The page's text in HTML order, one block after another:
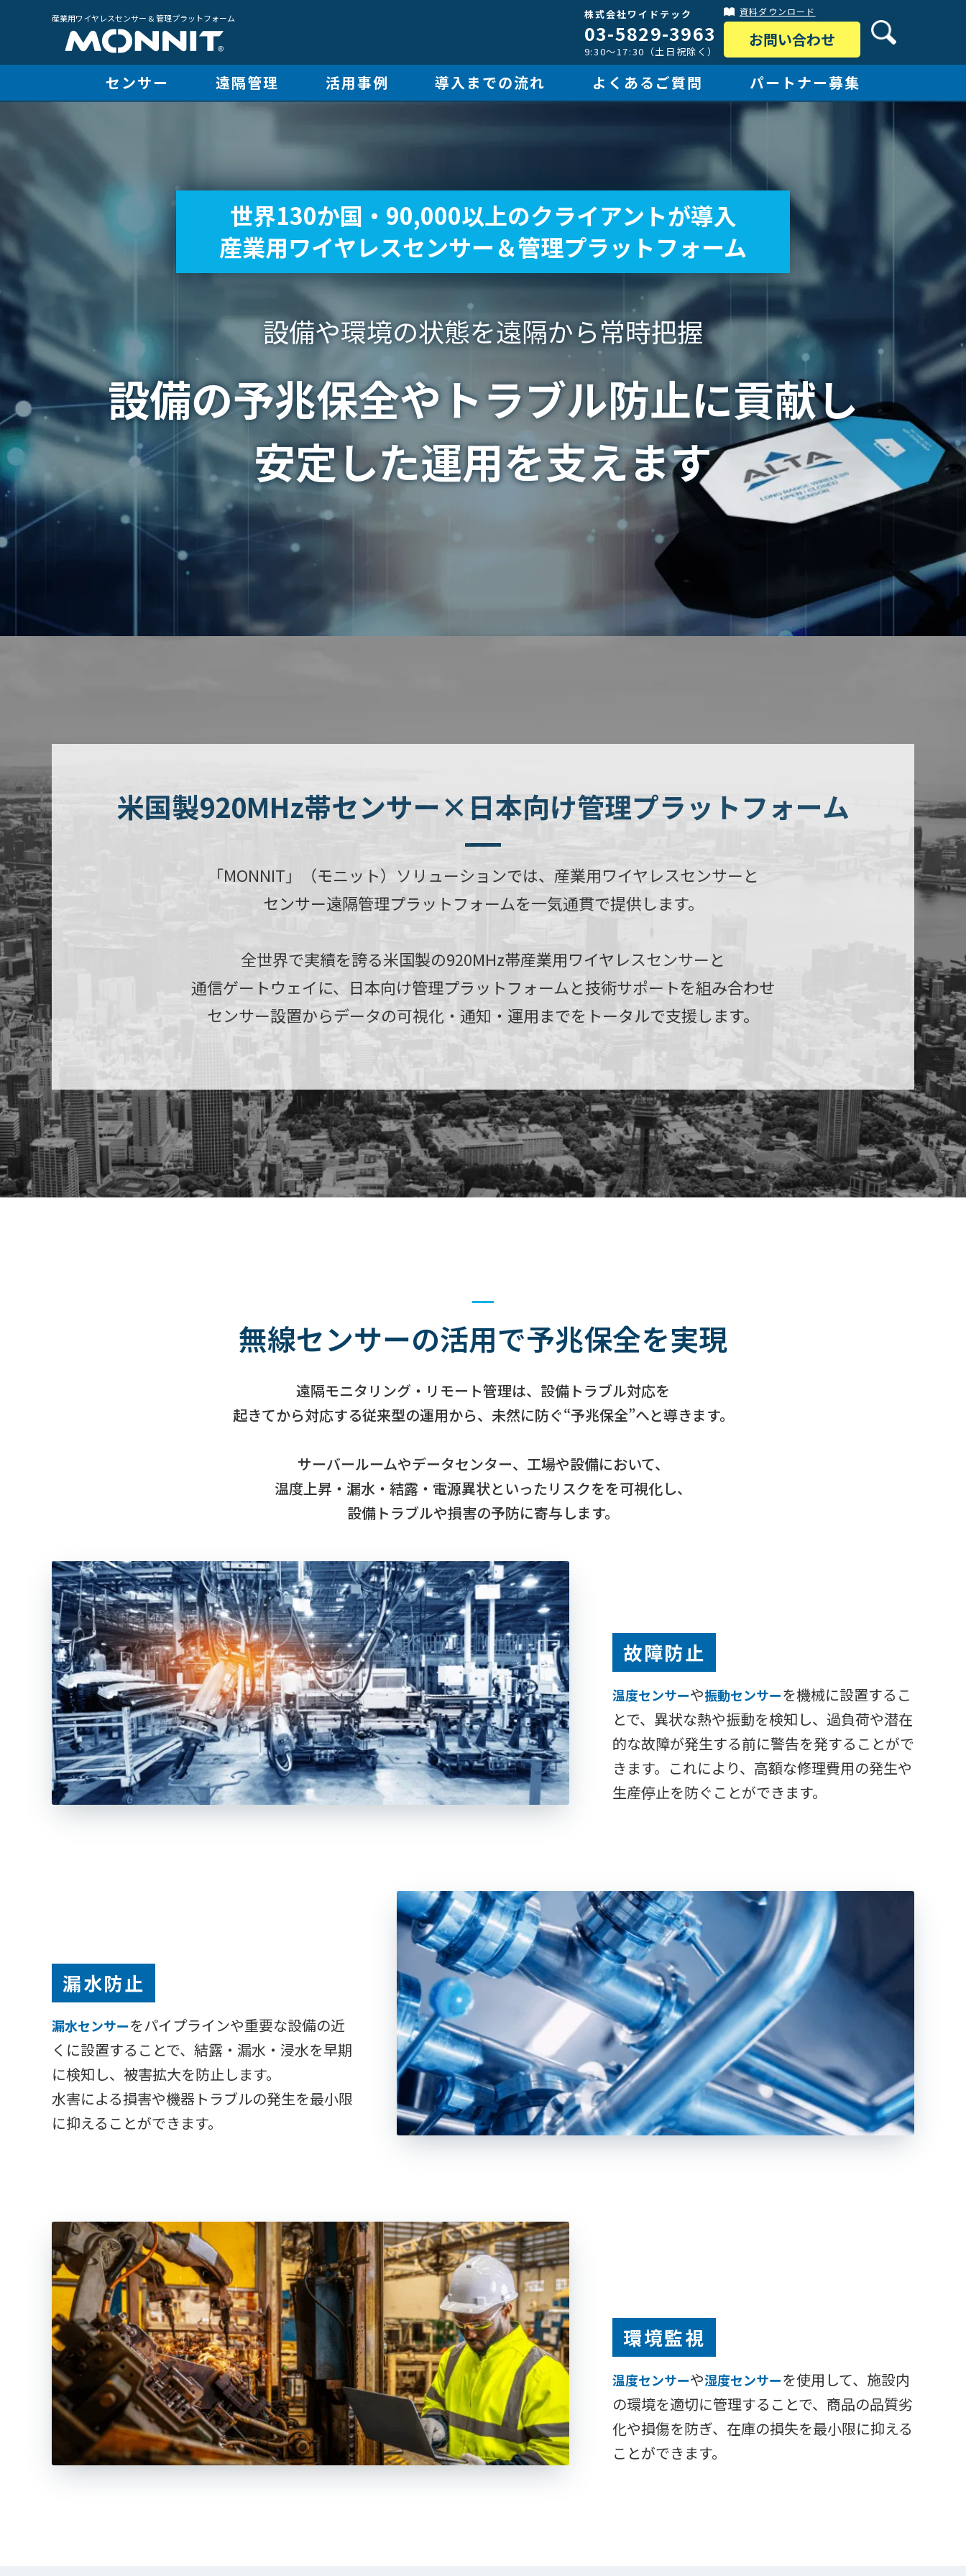
産業用ワイヤレスセンサー & 管理プラットフォーム 株式会社ワイドテック
03-5829-3963
9:30～17:30（土日祝除く）
資料ダウンロード
お問い合わせ
センサー 遠隔管理 活用事例 導入までの流れ よくあるご質問 パートナー募集
世界130か国・90,000以上のクライアントが導入
産業用ワイヤレスセンサー＆管理プラットフォーム
設備や環境の状態を遠隔から常時把握
設備の予兆保全やトラブル防止に貢献し
安定した運用を支えます
米国製920MHz帯センサー× 日本向け管理プラットフォーム
「MONNIT」（モニット）ソリューションでは、産業用ワイヤレスセンサーと
センサー遠隔管理プラットフォームを一気通貫で提供します。
全世界で実績を誇る米国製の920MHz帯産業用ワイヤレスセンサーと
通信ゲートウェイに、日本向け管理プラットフォームと技術サポートを組み合わせ
センサー設置からデータの可視化・通知・運用までをトータルで支援します。
無線センサーの活用で予兆保全を実現
遠隔モニタリング・リモート管理は、設備トラブル対応を
起きてから対応する従来型の運用から、未然に防ぐ“予兆保全”へと導きます。
サーバールームやデータセンター、工場や設備において、
温度上昇・漏水・結露・電源異状といったリスクをを可視化し、
設備トラブルや損害の予防に寄与します。
故障防止
温度センサーや振動センサーを機械に設置するこ
とで、異状な熱や振動を検知し、過負荷や潜在
的な故障が発生する前に警告を発することがで
きます。これにより、高額な修理費用の発生や
生産停止を防ぐことができます。
漏水防止
漏水センサーをパイプラインや重要な設備の近
くに設置することで、結露・漏水・浸水を早期
に検知し、被害拡大を防止します。
水害による損害や機器トラブルの発生を最小限
に抑えることができます。
環境監視
温度センサーや湿度センサーを使用して、施設内
の環境を適切に管理することで、商品の品質劣
化や損傷を防ぎ、在庫の損失を最小限に抑える
ことができます。